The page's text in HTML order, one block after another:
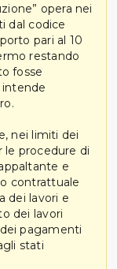
opera nei
dal codice
pari al 10
restando
fosse
intende
nei limiti dei
procedure di
e
contrattuale
dei lavori e
dei lavori
pagamenti
stati